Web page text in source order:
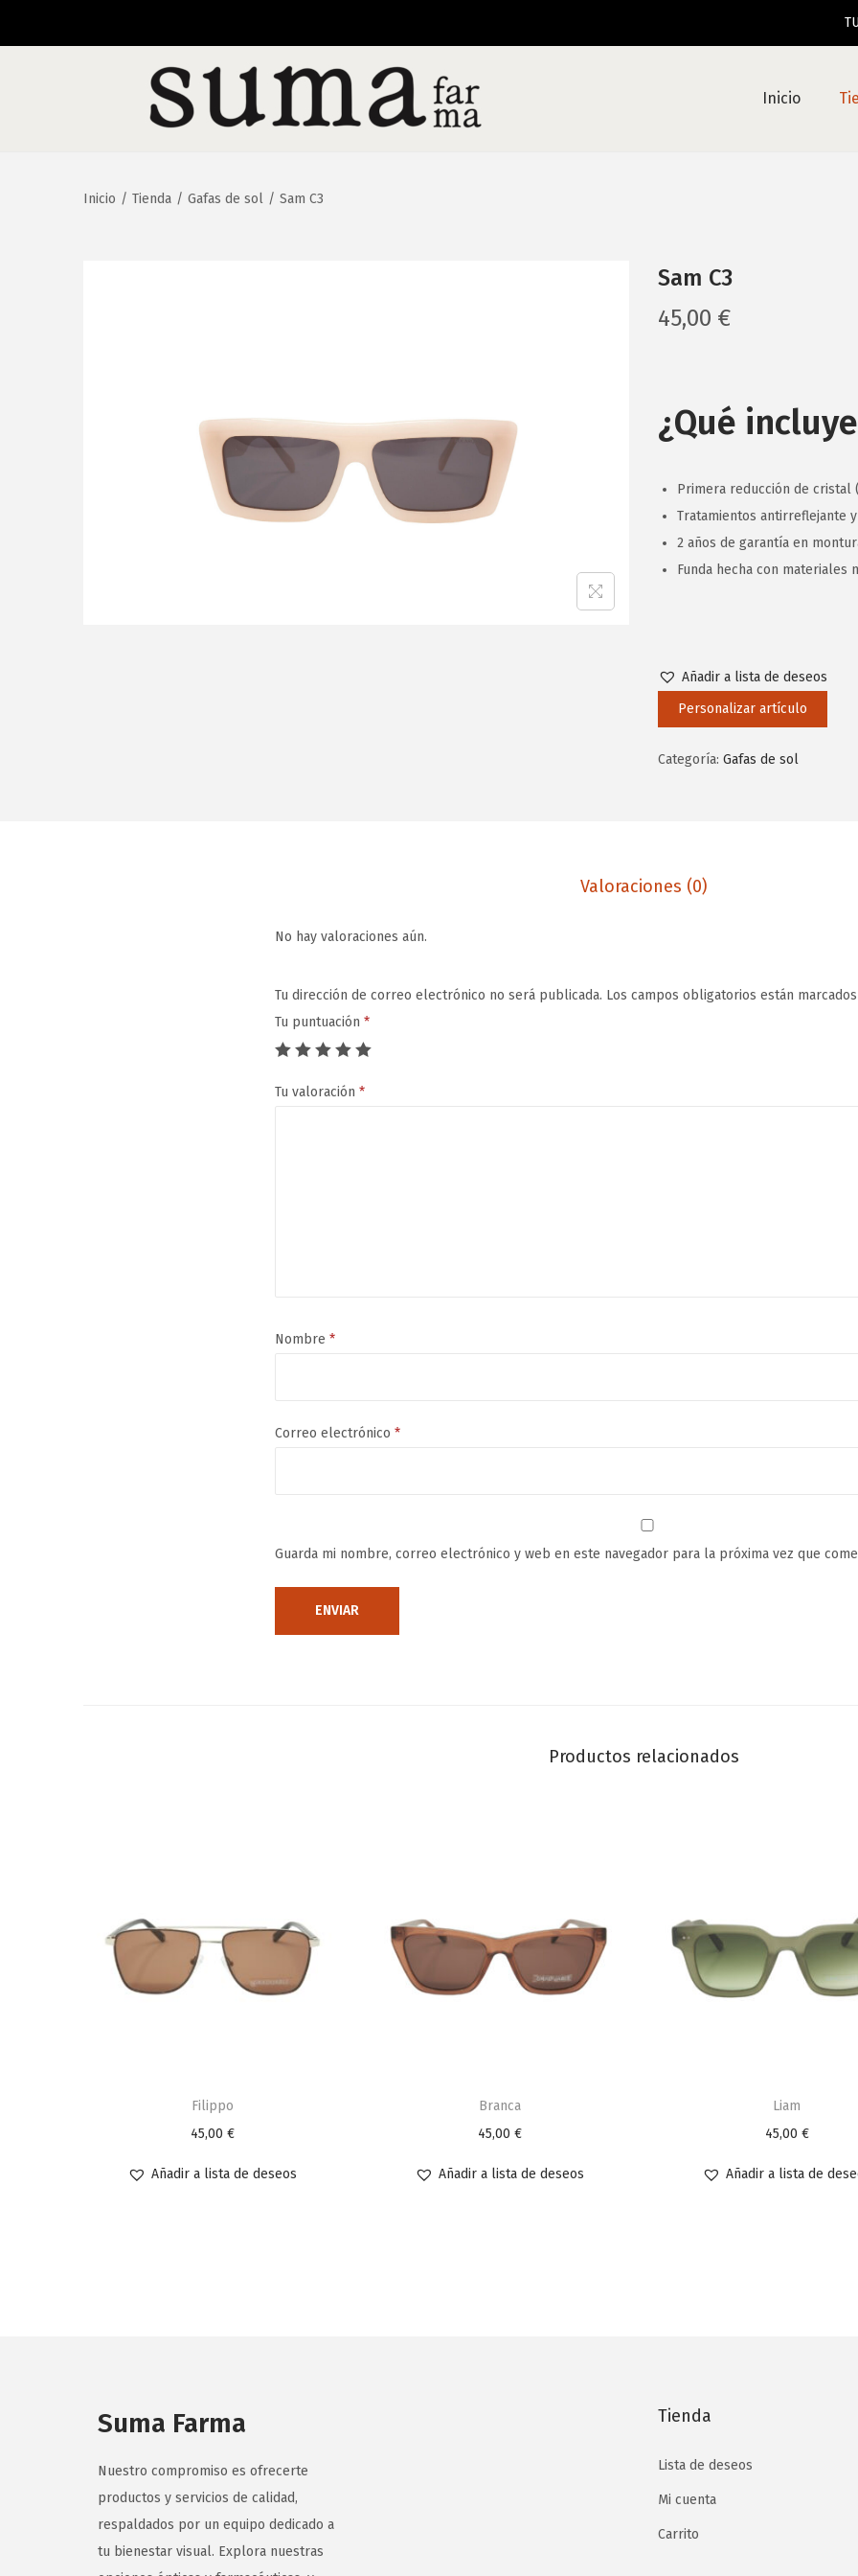
TU
Inicio
Inicio / Tienda / Gafas de sol / Sam C3
Sam C3
45,00 €
¿Qué
Primera reducción de cristal
Tratamientos antirreflejante
2 años de garantía en
Funda hecha con materiales
Añadir a lista de deseos
Personalizar artículo
Categoría: Gafas de sol
Valoraciones (0)
No hay valoraciones aún.
Tu dirección de correo electrónico no será publicada. Los campos obligatorios están
Tu puntuación *
Tu valoración *
Nombre *
Correo electrónico *
Guarda mi nombre, correo electrónico y web en este navegador para la próxima vez que
Productos relacionados
Filippo
45,00 €
Añadir a lista de deseos
Branca
45,00 €
Añadir a lista de deseos
Liam
45,00 €
Añadir a lista de
Suma Farma
Nuestro compromiso es ofrecerte
productos y servicios de calidad,
respaldados por un equipo dedicado a
tu bienestar visual. Explora nuestras
Tienda
Lista de deseos
Mi cuenta
Carrito